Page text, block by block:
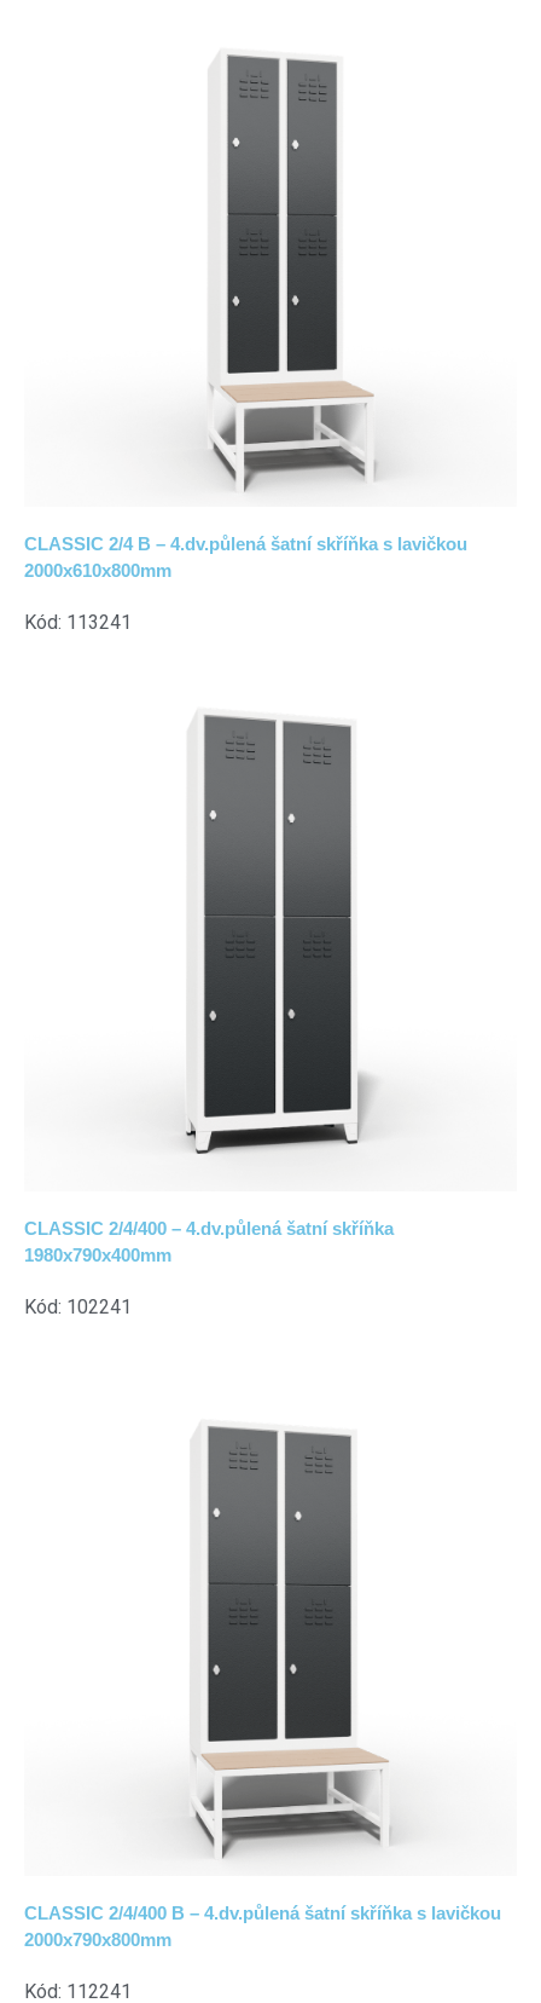
CLASSIC 2/4 B – 4.dv.půlená šatní skříňka s lavičkou
2000x610x800mm
Kód: 113241
CLASSIC 2/4/400 – 4.dv.půlená šatní skříňka
1980x790x400mm
Kód: 102241
CLASSIC 2/4/400 B – 4.dv.půlená šatní skříňka s lavičkou
2000x790x800mm
Kód: 112241